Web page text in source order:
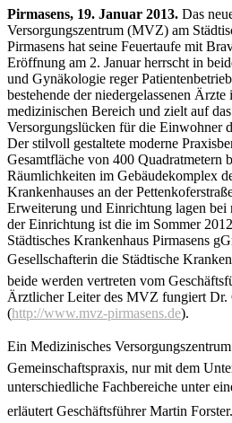
Pirmasens, 19. Januar 2013. Das
Versorgungszentrum (MVZ) am
Pirmasens hat seine Feuertaufe mit
Eröffnung am 2. Januar herrscht in
und Gynäkologie reger
bestehende der niedergelassenen Ärzte
medizinischen Bereich und zielt auf
Versorgungslücken für die Einwohner
Der stilvoll gestaltete moderne
Gesamtfläche von 400 Quadratmetern
Räumlichkeiten im Gebäudekomplex
Krankenhauses an der
Erweiterung und Einrichtung lagen bei
der Einrichtung ist die im Sommer
Städtisches Krankenhaus Pirmasens
Gesellschafterin die Städtische
beide werden vertreten vom
Ärztlicher Leiter des MVZ fungiert Dr.
(http://www.mvz-pirmasens.de).
Ein Medizinisches
Gemeinschaftspraxis, nur mit dem
unterschiedliche Fachbereiche unter
erläutert Geschäftsführer Martin